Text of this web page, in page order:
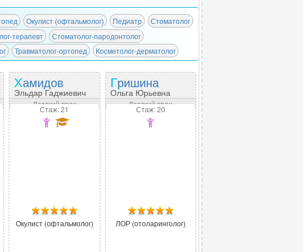
Окулист (офтальмолог) Педиатр
Стоматолог
терапевт
Стоматолог-пародонтолог
Травматолог-ортопед Косметолог-дерматолог
Хамидов
Эльдар Гаджиевич
Детский врач
Стаж: 21
Окулист (офтальмолог)
Гришина
Ольга Юрьевна
Детский врач
Стаж: 20
ЛОР (отоларинголог)